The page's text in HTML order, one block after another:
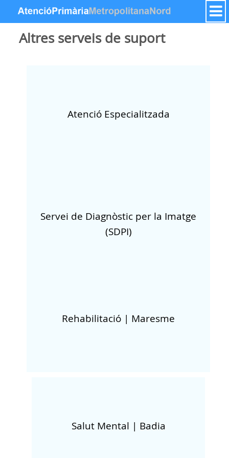
Hyppää sisältöön
Altres serveis de suport
Atenció Especialitzada
Servei de Diagnòstic per la Imatge
(SDPI)
Rehabilitació | Maresme
Salut Mental | Badia